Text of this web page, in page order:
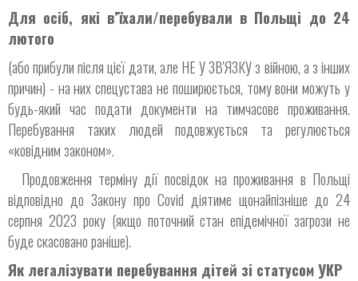
Для осіб, які в’їхали/перебували в Польщі до 24
лютого
(або прибули після цієї дати, але НЕ У ЗВ'ЯЗКУ з війною, а з інших
причин) - на них спецустава не поширюється, тому вони можуть у
будь-який час подати документи на тимчасове проживання.
Перебування таких людей подовжується та регулюється
«ковідним законом».
Продовження терміну дії посвідок на проживання в Польщі
відповідно до Закону про Covid діятиме щонайпізніше до 24
серпня 2023 року (якщо поточний стан епідемічної загрози не
буде скасовано раніше).
Як легалізувати перебування дітей зі статусом УКР